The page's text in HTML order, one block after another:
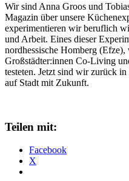
Wir sind Anna Groos und
Magazin über unsere
experimentieren wir beruflich
und Arbeit. Eines dieser
nordhessische Homberg
Großstädter:innen Co-Living
testeten. Jetzt sind wir zurück
auf Stadt mit Zukunft.
Teilen mit:
Facebook
X